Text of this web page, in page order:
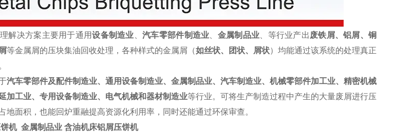
解决方案主要用于通用设备制造业 、汽车零部件制造业 金属制品业 、等行业产出 废铁屑、铝屑、铜
等金属屑的压块集油回收处理，各种样式的金属屑（如丝状、团状、屑状）均能通过该系统的处理真正
汽车零部件及配件制造业、通用设备制造业、金属制品业、汽车制造业、机械零部件加工业、精密机械
加工业、专用设备制造业、电气机械和器材制造业等行业。可将生产制造过程中产生的大量废屑进行压
地面积，也能回炉重融提高资源化利用率，同时还能通过环保审查。
机 金属制品业 含油机床铝屑压饼机